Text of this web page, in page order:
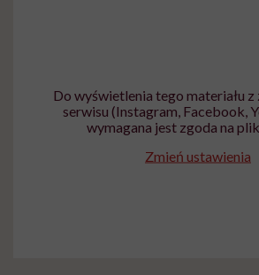
Do wyświetlenia tego materiału
serwisu (Instagram, Facebook,
wymagana jest zgoda na
Zmień ustawienia